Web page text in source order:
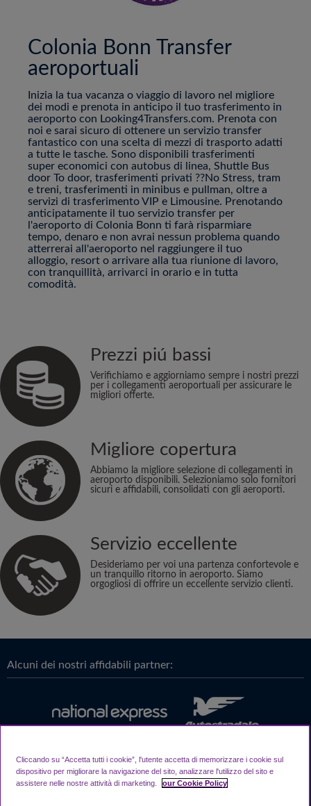
Colonia Bonn Transfer
aeroportuali
Inizia la tua vacanza o viaggio di lavoro nel migliore
dei modi e prenota in anticipo il tuo trasferimento in
aeroporto con Looking4Transfers.com. Prenota con
noi e sarai sicuro di ottenere un servizio transfer
fantastico con una scelta di mezzi di trasporto adatti
a tutte le tasche. Sono disponibili trasferimenti
super economici con autobus di linea, Shuttle Bus
door To door, trasferimenti privati ??No Stress, tram
e treni, trasferimenti in minibus e pullman, oltre a
servizi di trasferimento VIP e Limousine. Prenotando
anticipatamente il tuo servizio transfer per
l'aeroporto di Colonia Bonn ti farà risparmiare
tempo, denaro e non avrai nessun problema quando
atterrerai all'aeroporto nel raggiungere il tuo
alloggio, resort o arrivare alla tua riunione di lavoro,
con tranquillità, arrivarci in orario e in tutta
comodità.
Prezzi piú bassi
Verifichiamo e aggiorniamo sempre i nostri prezzi
per i collegamenti aeroportuali per assicurare le
migliori offerte.
Migliore copertura
Abbiamo la migliore selezione di collegamenti in
aeroporto disponibili. Selezioniamo solo fornitori
sicuri e affidabili, consolidati con gli aeroporti.
Servizio eccellente
Desideriamo per voi una partenza confortevole e
un tranquillo ritorno in aeroporto. Siamo
orgogliosi di offrire un eccellente servizio clienti.
Alcuni dei nostri affidabili partner:
Cliccando su “Accetta tutti i cookie”, l'utente accetta di memorizzare i cookie sul
dispositivo per migliorare la navigazione del sito, analizzare l'utilizzo del sito e
assistere nelle nostre attività di marketing.
our Cookie Policy